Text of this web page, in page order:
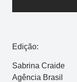
Edição:
Sabrina Craide
Agência Brasil